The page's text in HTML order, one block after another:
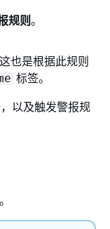
规则。
也是根据此规则
标签。
以及触发警报规
。